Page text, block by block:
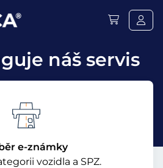
náš servis
e-známky
vozidla a SPZ.